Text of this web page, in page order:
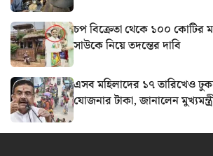
চপ বিক্রেতা থেকে ১০০ কোটির
সাউকে নিয়ে তদন্তের দাবি
এসব মহিলাদের ১৭ তারিখেও
যোজনার টাকা, জানালেন